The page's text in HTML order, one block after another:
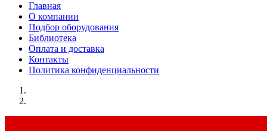
Главная
О компании
Подбор оборудования
Библиотека
Оплата и доставка
Контакты
Политика конфиденциальности